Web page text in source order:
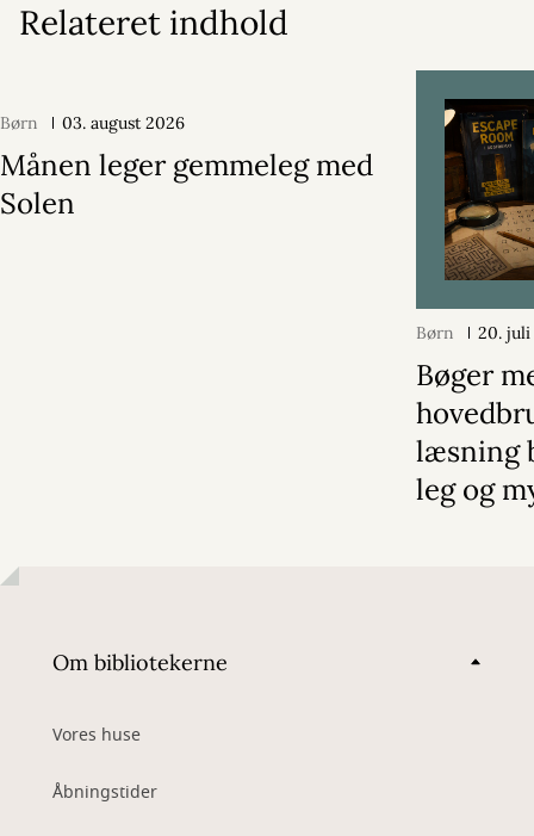
Relateret indhold
Børn 03. august 2026
Månen leger gemmeleg med
Solen
Børn 20.
Bøger
læsning
leg og
Om bibliotekerne
Vores huse
Åbningstider